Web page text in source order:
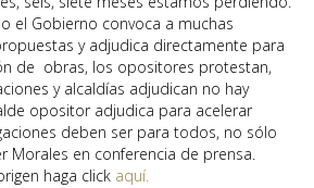
el Gobierno convoca a muchas
y adjudica directamente para
de obras, los opositores protestan,
y alcaldías adjudican no hay
opositor adjudica para acelerar
deben ser para todos, no sólo
Morales en conferencia de prensa.
haga click aquí.